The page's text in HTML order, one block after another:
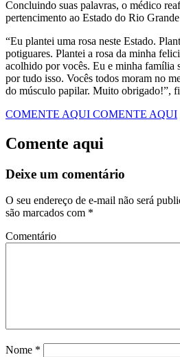
Concluindo suas palavras, o médico
pertencimento ao Estado do Rio
“Eu plantei uma rosa neste Estado.
potiguares. Plantei a rosa da minha
acolhido por vocês. Eu e minha família
por tudo isso. Vocês todos moram no
do músculo papilar. Muito obrigado!”,
COMENTE AQUI COMENTE AQUI
Comente aqui
Deixe um comentário
O seu endereço de e-mail não será
são marcados com *
Comentário
Nome *